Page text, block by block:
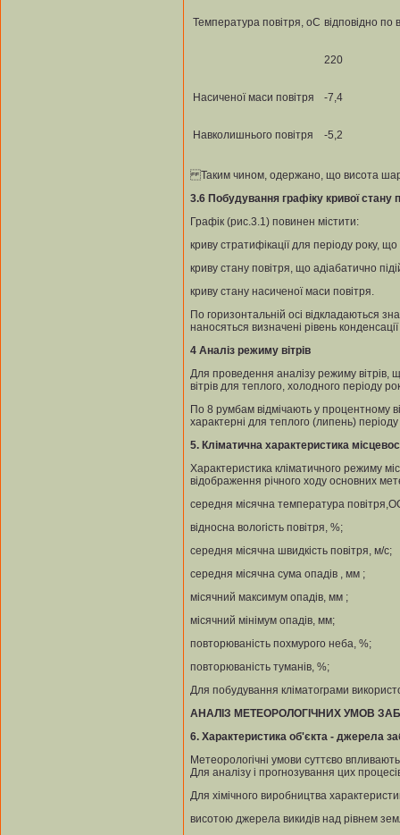
Температура повітря, оС відповідно по
220
Насиченої маси повітря -7,4
Навколишнього повітря -5,2
Таким чином, одержано, що висота
3.6 Побудування графіку кривоїстану
Графік (рис.3.1) повинен містити:
криву стратифікації для періоду року,
криву стану повітря, що адіабатично
криву стану насиченої маси повітря.
По горизонтальній осі відкладаються
наносяться визначені рівень конденсації
4 Аналіз режиму вітрів
Для проведення аналізу режиму вітрів,
вітрів для теплого, холодного періоду
По 8 румбам відмічають у процентному
характерні для теплого (липень)
5. Кліматична характеристика
Характеристика кліматичного режиму
відображення річного ходу основних
середня місячна температура
відносна вологість повітря, %;
середня місячна швидкість повітря, м/с;
середня місячна сума опадів , мм ;
місячний максимум опадів, мм ;
місячний мінімум опадів, мм;
повторюваність похмурого неба, %;
повторюваність туманів, %;
Для побудування кліматограми
АНАЛІЗ МЕТЕОРОЛОГІЧНИХ УМОВ
6. Характеристика об'єкта - джерела
Метеорологічні умови суттєво
Для аналізу і прогнозування цих
Для хімічного виробництва
висотою джерела викидів над рівнем